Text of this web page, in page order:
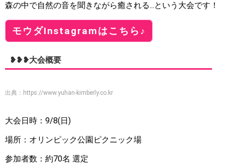
森の中で自然の音を聞きながら癒される...という大会です！
モウダInstagramはこちら♪
❥❥❥大会概要
出典： https://www.yuhan-kimberly.co.kr
大会日時：9/8(日)
場所：オリンピック公園ピクニック場
参加者数：約70名 選定